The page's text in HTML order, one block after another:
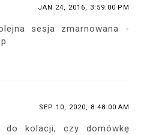
JAN 24, 2016, 3:59:00 PM
sesja zmarnowana -
SEP 10, 2020, 8:48:00 AM
do kolacji, czy domówkę